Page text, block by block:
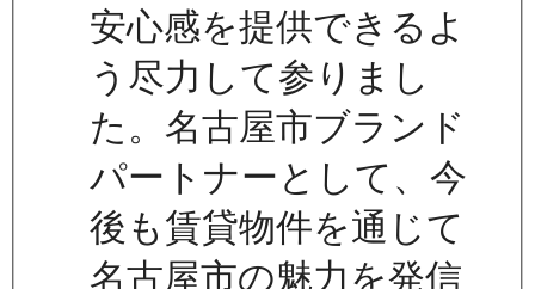
安心感を提供できるよ
う尽力して参りまし
た。名古屋市ブランド
パートナーとして、今
後も賃貸物件を通じて
名古屋市の魅力を発信